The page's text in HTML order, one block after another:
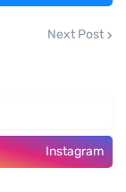
Next Post
Instagram